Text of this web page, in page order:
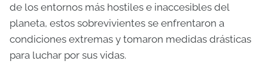
de los entornos más hostiles e inaccesibles del
planeta, estos sobrevivientes se enfrentaron a
condiciones extremas y tomaron medidas drásticas
para luchar por sus vidas.